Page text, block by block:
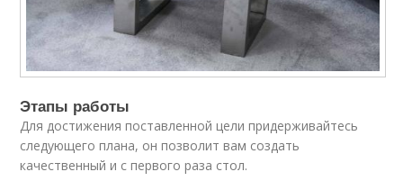
Этапы работы
Для достижения поставленной цели придерживайтесь
следующего плана, он позволит вам создать
качественный и с первого раза стол.